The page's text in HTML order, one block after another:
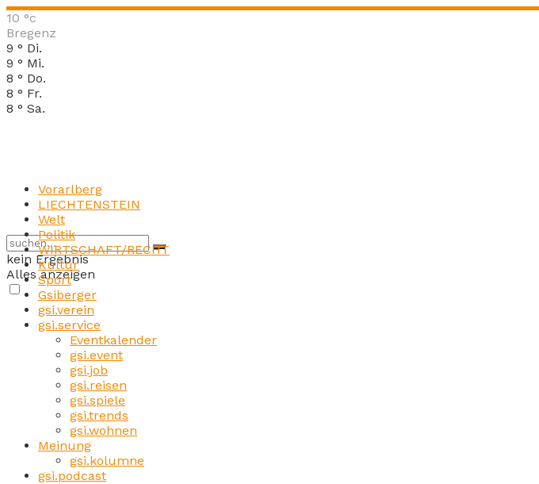
10 °c
Bregenz
9 ° Di.
9 ° Mi.
8 ° Do.
8 ° Fr.
8 ° Sa.
kein Ergebnis
Alles anzeigen
Vorarlberg
LIECHTENSTEIN
Welt
Politik
WIRTSCHAFT/RECHT
Kultur
Sport
Gsiberger
gsi.verein
gsi.service
Eventkalender
gsi.event
gsi.job
gsi.reisen
gsi.spiele
gsi.trends
gsi.wohnen
Meinung
gsi.kolumne
gsi.podcast